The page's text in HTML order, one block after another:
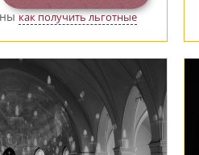
как получить льготные